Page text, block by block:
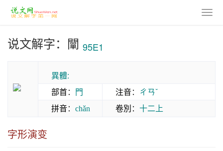
说文解字：闡 95E1
異體:
部首： 門 注音： ㄔㄢˇ
拼音： chǎn 卷別： 十二上
字形演变